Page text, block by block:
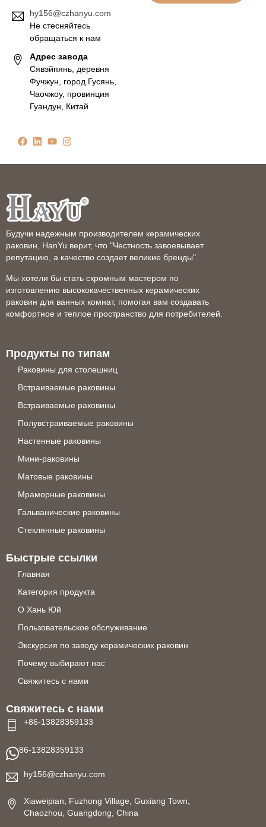
hy156@czhanyu.com
Не стесняйтесь
обращаться к нам
Адрес завода
Сявэйпянь, деревня
Фучжун, город Гусянь,
Чаочжоу, провинция
Гуандун, Китай
Будучи надежным производителем керамических
раковин, HanYu верит, что "Честность завоевывает
репутацию, а качество создает великие бренды".
Мы хотели бы стать скромным мастером по
изготовлению высококачественных керамических
раковин для ванных комнат, помогая вам создавать
комфортное и теплое пространство для потребителей.
Продукты по типам
Раковины для столешниц
Встраиваемые раковины
Встраиваемые раковины
Полувстраиваемые раковины
Настенные раковины
Мини-раковины
Матовые раковины
Мраморные раковины
Гальванические раковины
Стеклянные раковины
Быстрые ссылки
Главная
Категория продукта
О Хань Юй
Пользовательское обслуживание
Экскурсия по заводу керамических раковин
Почему выбирают нас
Свяжитесь с нами
Свяжитесь с нами
+86-13828359133
86-13828359133
hy156@czhanyu.com
Xiaweipian, Fuzhong Village, Guxiang Town,
Chaozhou, Guangdong, China